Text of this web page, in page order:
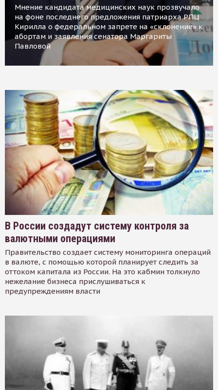
Мнение кандидата медицинских наук прозвучало
на фоне последнего предложения патриарха РПЦ
Кирилла о федеральном запрете на «склонение» к
абортам и заявления сенатора Маргариты
Павловой
В России создадут систему контроля за
валютными операциями
Правительство создает систему мониторинга операций
в валюте, с помощью которой планирует следить за
оттоком капитала из России. На это кабмин толкнуло
нежелание бизнеса прислушиваться к
предупреждениям власти